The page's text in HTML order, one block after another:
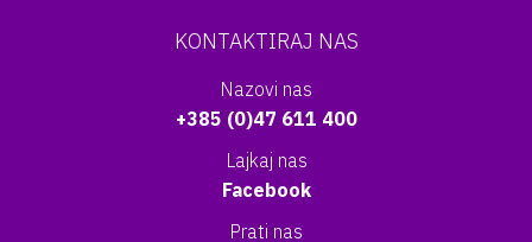
KONTAKTIRAJ NAS
Nazovi nas
+385 (0)47 611 400
Lajkaj nas
Facebook
Prati nas